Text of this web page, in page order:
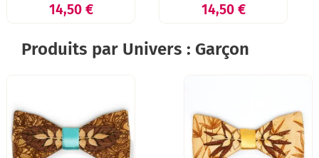
Prix
14,50 € Prix
14,50 €
Produits par Univers : Garçon